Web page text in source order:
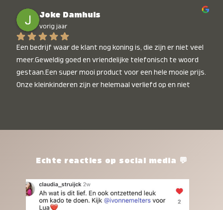
Joke Damhuis
vorig jaar
Een bedrijf waar de klant nog koning is, die zijn er niet veel
meer.Geweldig goed en vriendelijke telefonisch te woord
gestaan.Een super mooi product voor een hele mooie prijs.
Onze kleinkinderen zijn er helemaal verliefd op en niet
het waard.Echte reacties op social media 💬